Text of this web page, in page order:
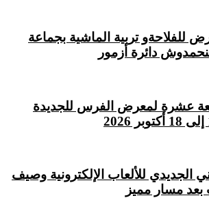
للفلاحةو تربية الماشية بجماعة
دائرة أزمور
عشرة لمعرض الفرس للجديدة
الجديدي للألعاب الإلكترونية وصيف
مسار مميز